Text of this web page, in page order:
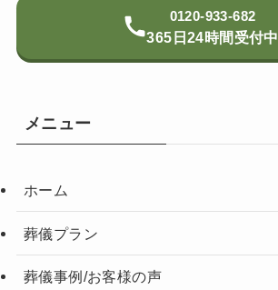
0120-933-682
365日24時間受付中
メニュー
ホーム
葬儀プラン
葬儀事例/お客様の声